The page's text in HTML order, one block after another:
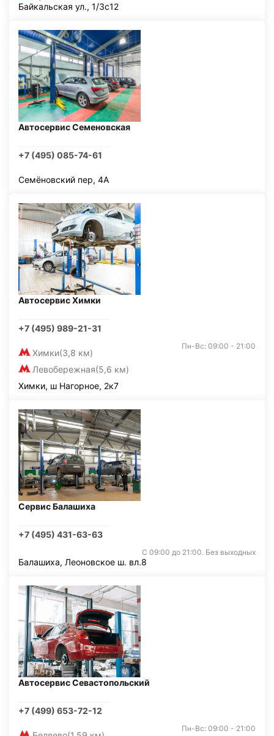
Байкальская ул., 1/3с12
Автосервис Семеновская
+7 (495) 085-74-61
Семёновский пер, 4А
Автосервис Химки
+7 (495) 989-21-31
Химки(3,8 км)
Левобережная(5,6 км)
Пн-Вс: 09:00 - 21:00
Химки, ш Нагорное, 2к7
Сервис Балашиха
+7 (495) 431-63-63
С 09:00 до 21:00. Без выходных
Балашиха, Леоновское ш. вл.8
Автосервис Севастопольский
+7 (499) 653-72-12
Пн-Вс: 09:00 - 21:00